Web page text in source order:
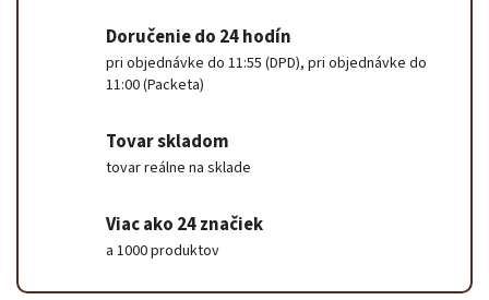
Doručenie do 24 hodín
pri objednávke do 11:55 (DPD), pri objednávke do
11:00 (Packeta)
Tovar skladom
tovar reálne na sklade
Viac ako 24 značiek
a 1000 produktov